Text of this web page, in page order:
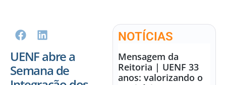
UENF abre a
Semana de
NOTÍCIAS
Mensagem da
Reitoria | UENF 33
anos: valorizando o